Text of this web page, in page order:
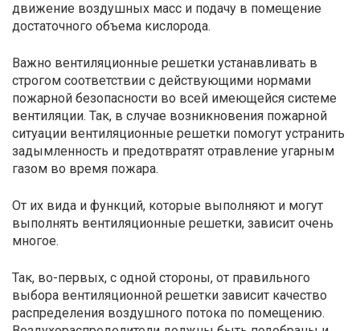
движение воздушных масс и подачу в помещение
достаточного объема кислорода.
Важно вентиляционные решетки устанавливать в
строгом соответствии с действующими нормами
пожарной безопасности во всей имеющейся системе
вентиляции. Так, в случае возникновения пожарной
ситуации вентиляционные решетки помогут устранить
задымленность и предотвратят отравление угарным
газом во время пожара.
От их вида и функций, которые выполняют и могут
выполнять вентиляционные решетки, зависит очень
многое.
Так, во-первых, с одной стороны, от правильного
выбора вентиляционной решетки зависит качество
распределения воздушного потока по помещению.